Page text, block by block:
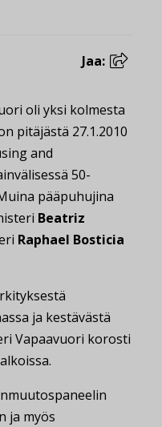
Jaa:
oli yksi kolmesta
pitäjästä 27.1.2010
and
50-
pääpuhujina
Beatriz
Raphael Bosticia
ja kestävästä
Vapaavuori korosti
ja myös